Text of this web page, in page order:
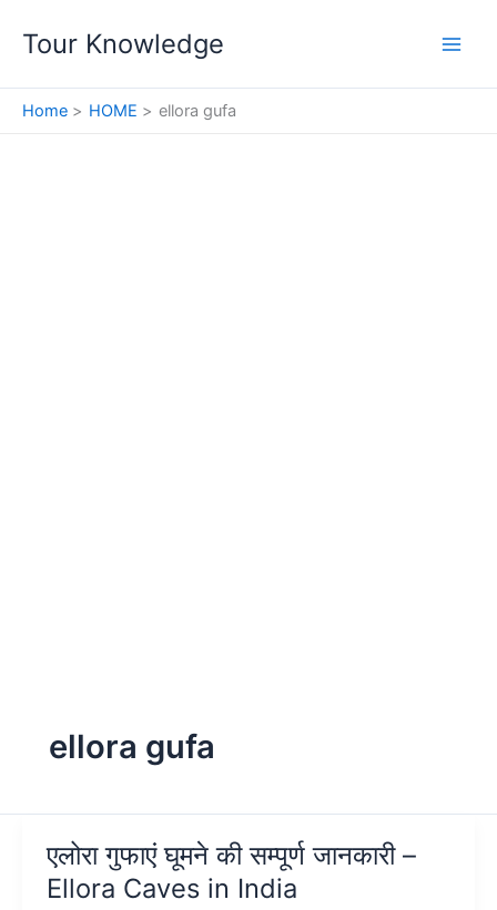
Tour Knowledge
Home HOME ellora gufa
ellora gufa
एलोरा गुफाएं घूमने की सम्पूर्ण जानकारी –
Ellora Caves in India